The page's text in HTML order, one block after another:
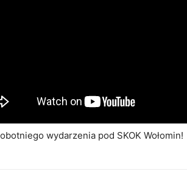
wydarzenia pod SKOK Wołomin!